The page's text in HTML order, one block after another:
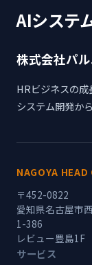
AIシステ
株式会社パ
HRビジネスの成
システム開発か
NAGOYA HEAD
〒452-0822
愛知県名古屋市
1-386
レビュー豊島1F
サービス